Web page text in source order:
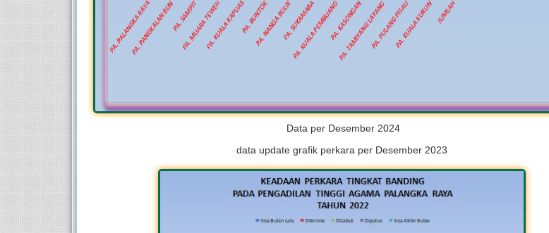
Data per Desember 2024
data update grafik perkara per Desember 2023